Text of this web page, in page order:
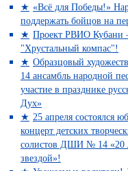
«Всё для Победы!»
поддержать бойцов на
Проект РВИО Кубани
"Хрустальный компас"!
Образцовый
14 ансамбль народной
участие в празднике
Дух»
25 апреля состоялся
концерт детских
солистов ДШИ № 14 «20
звездой»!